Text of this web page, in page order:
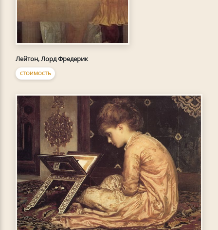
Лейтон, Лорд Фредерик
СТОИМОСТЬ